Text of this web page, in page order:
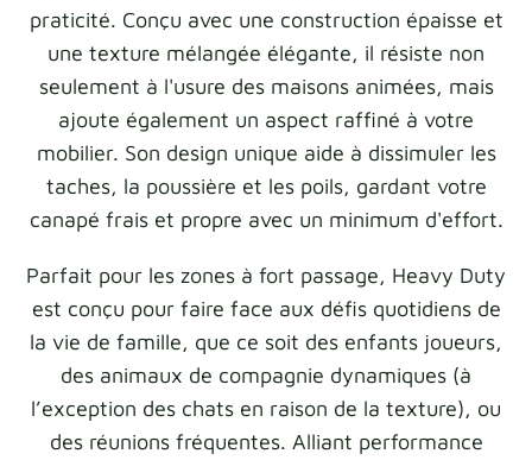
praticité. Conçu avec une construction épaisse et
une texture mélangée élégante, il résiste non
seulement à l'usure des maisons animées, mais
ajoute également un aspect raffiné à votre
mobilier. Son design unique aide à dissimuler les
taches, la poussière et les poils, gardant votre
canapé frais et propre avec un minimum d'effort.
Parfait pour les zones à fort passage, Heavy Duty
est conçu pour faire face aux défis quotidiens de
la vie de famille, que ce soit des enfants joueurs,
des animaux de compagnie dynamiques (à
l’exception des chats en raison de la texture), ou
des réunions fréquentes. Alliant performance